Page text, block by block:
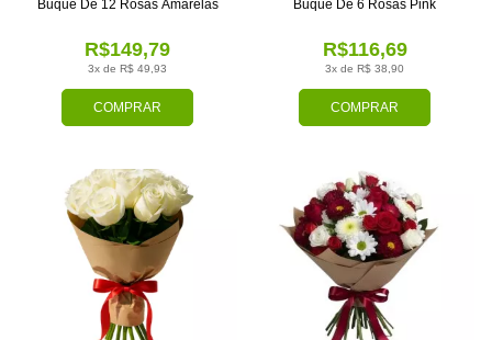
COMPRAR
3x de R$ 49,93
R$149,79
Buquê De 12 Rosas Amarelas
COMPRAR
3x de R$ 38,90
R$116,69
Buquê De 6 Rosas Pink